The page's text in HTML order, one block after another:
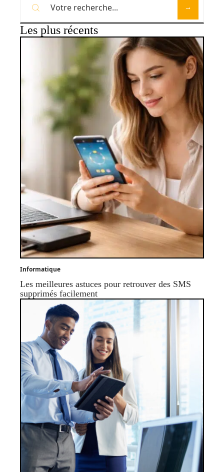
Les plus récents
Informatique
Les meilleures astuces pour retrouver des SMS
supprimés facilement